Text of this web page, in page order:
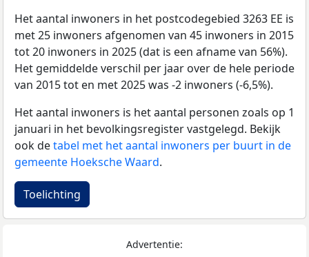
Het aantal inwoners in het postcodegebied 3263 EE is
met 25 inwoners afgenomen van 45 inwoners in 2015
tot 20 inwoners in 2025 (dat is een afname van 56%).
Het gemiddelde verschil per jaar over de hele periode
van 2015 tot en met 2025 was -2 inwoners (-6,5%).
Het aantal inwoners is het aantal personen zoals op 1
januari in het bevolkingsregister vastgelegd. Bekijk
ook detabel met het aantal inwoners per buurt in de
gemeente Hoeksche Waard.
Toelichting
Advertentie: